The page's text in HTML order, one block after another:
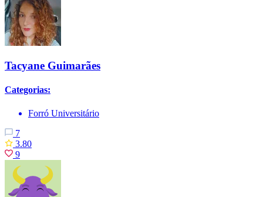
Tacyane Guimarães
Categorias:
Forró Universitário
7
3.80
9